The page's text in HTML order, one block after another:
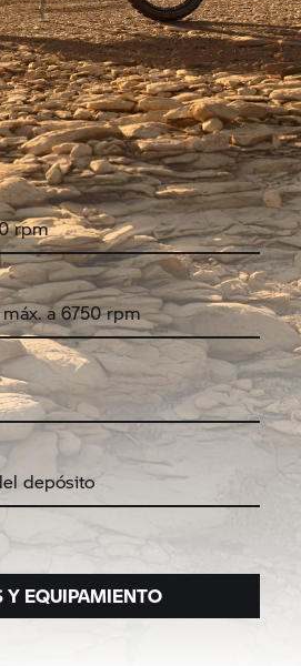
rpm
a 6750 rpm
depósito
Y EQUIPAMIENTO